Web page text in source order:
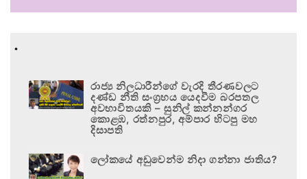
.
රාජ්‍ය නිලධාරීන්ගේ වැරදි තීරණවලට
දණ්ඩ නීති සංග්‍රහය යෙදවීම බරපතල
අවභාවිතයකි – සුනිල් කන්නන්ගර
කොළඹ, රත්නපුර, අම්පාර හිටපු මහ
දිසාපති
ලෝකයේ අඩුවෙන්ම නිදා ගන්නා ජාතිය?